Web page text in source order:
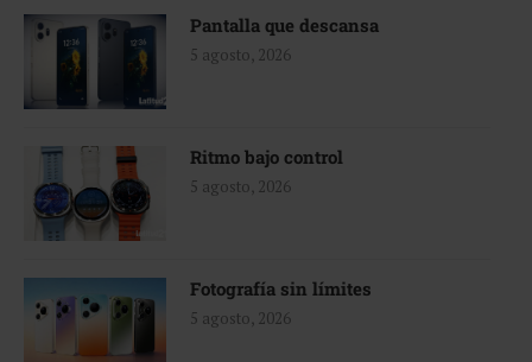
Pantalla que descansa
5 agosto, 2026
Ritmo bajo control
5 agosto, 2026
Fotografía sin límites
5 agosto, 2026